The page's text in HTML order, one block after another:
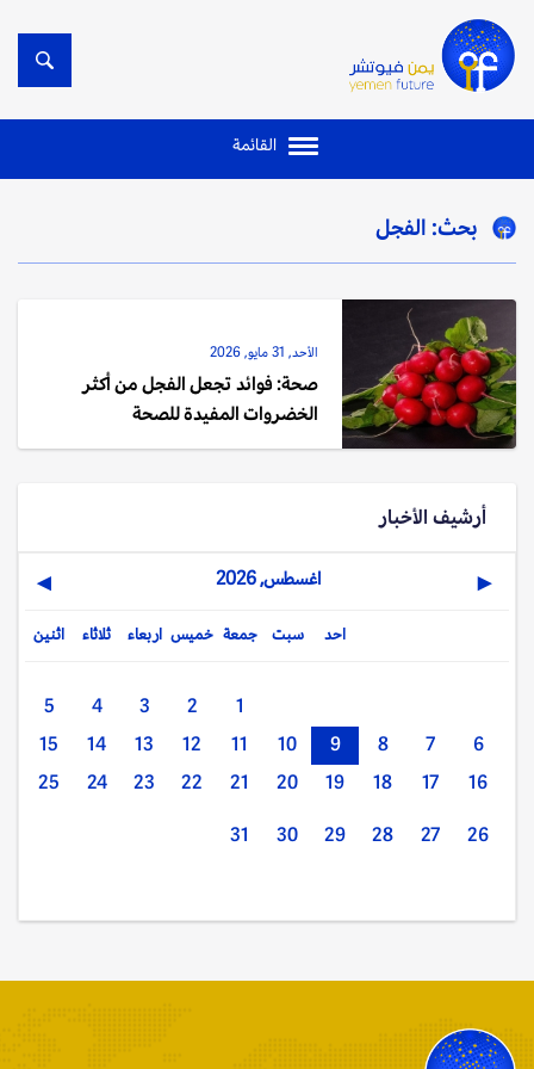
القائمة
بحث: الفجل
الأحد, 31 مايو, 2026
صحة: فوائد تجعل الفجل من أكثر
الخضروات المفيدة للصحة
أرشيف الأخبار
◀ اغسطس, 2026 ▶
اثنين ثلاثاء اربعاء خميس جمعة سبت احد
1
2
3
4
5
6
7
8
9
10
11
12
13
14
15
16
17
18
19
20
21
22
23
24
25
26
27
28
29
30
31